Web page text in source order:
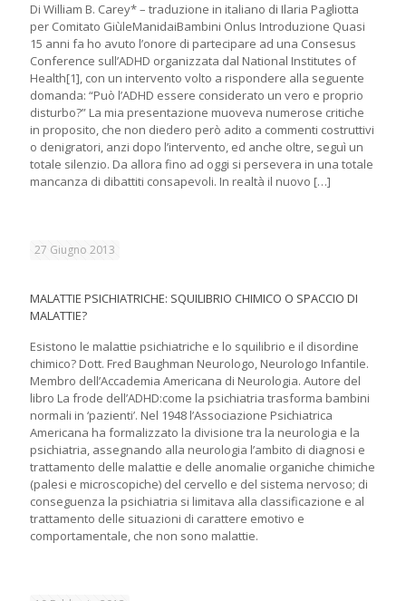
Di William B. Carey* – traduzione in italiano di Ilaria Pagliotta
per Comitato GiùleManidaiBambini Onlus Introduzione Quasi
15 anni fa ho avuto l’onore di partecipare ad una Consesus
Conference sull’ADHD organizzata dal National Institutes of
Health[1], con un intervento volto a rispondere alla seguente
domanda: “Può l’ADHD essere considerato un vero e proprio
disturbo?” La mia presentazione muoveva numerose critiche
in proposito, che non diedero però adito a commenti costruttivi
o denigratori, anzi dopo l’intervento, ed anche oltre, seguì un
totale silenzio. Da allora fino ad oggi si persevera in una totale
mancanza di dibattiti consapevoli. In realtà il nuovo […]
27 Giugno 2013
MALATTIE PSICHIATRICHE: SQUILIBRIO CHIMICO O SPACCIO DI
MALATTIE?
Esistono le malattie psichiatriche e lo squilibrio e il disordine
chimico? Dott. Fred Baughman Neurologo, Neurologo Infantile.
Membro dell’Accademia Americana di Neurologia. Autore del
libro La frode dell’ADHD:come la psichiatria trasforma bambini
normali in ‘pazienti’. Nel 1948 l’Associazione Psichiatrica
Americana ha formalizzato la divisione tra la neurologia e la
psichiatria, assegnando alla neurologia l’ambito di diagnosi e
trattamento delle malattie e delle anomalie organiche chimiche
(palesi e microscopiche) del cervello e del sistema nervoso; di
conseguenza la psichiatria si limitava alla classificazione e al
trattamento delle situazioni di carattere emotivo e
comportamentale, che non sono malattie.